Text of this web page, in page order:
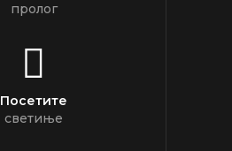
пролог
Посетите
светиње